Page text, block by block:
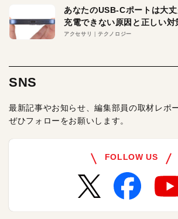
あなたのUSB-Cポートは大
充電できない原因と正しい対
アクセサリ テクノロジー
SNS
最新記事やお知らせ、編集部員の取材レポ
ぜひフォローをお願いします。
FOLLOW US